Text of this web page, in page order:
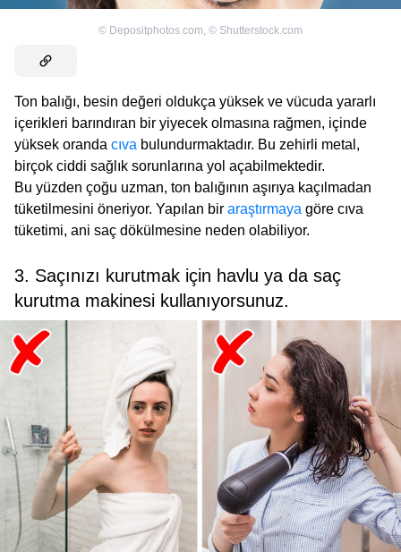
© Depositphotos.com © Shutterstock.com
Ton balığı, besin değeri oldukça yüksek ve vücuda yararlı
içerikleri barındıran bir yiyecek olmasına rağmen, içinde
yüksek oranda cıva bulundurmaktadır. Bu zehirli metal,
birçok ciddi sağlık sorunlarına yol açabilmektedir.
Bu yüzden çoğu uzman, ton balığının aşırıya kaçılmadan
tüketilmesini öneriyor. Yapılan bir araştırmaya göre cıva
tüketimi, ani saç dökülmesine neden olabiliyor.
3. Saçınızı kurutmak için havlu ya da saç
kurutma makinesi kullanıyorsunuz.